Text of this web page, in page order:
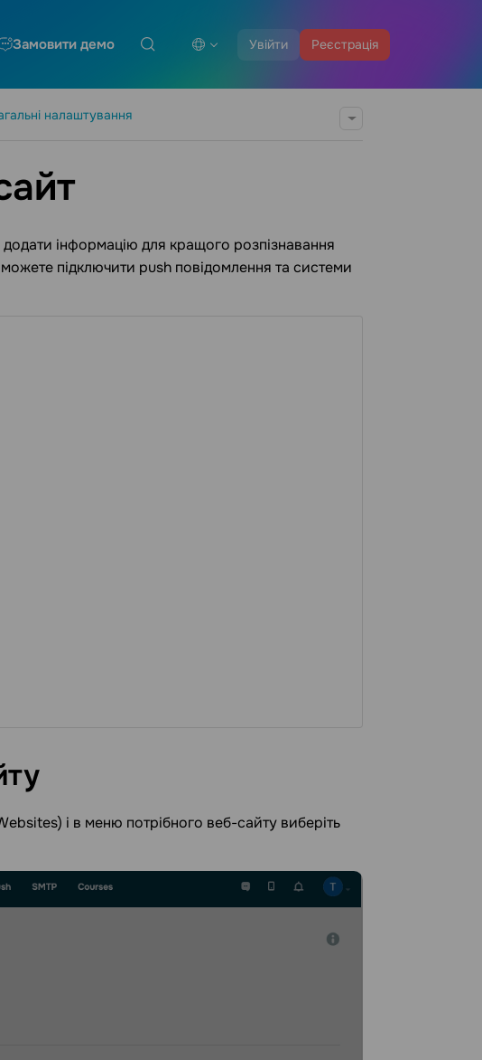
Увійти Реєстрація
Замовити демо
налаштування
інформацію для кращого розпізнавання
підключити push повідомлення та системи
і в меню потрібного веб-сайту виберіть